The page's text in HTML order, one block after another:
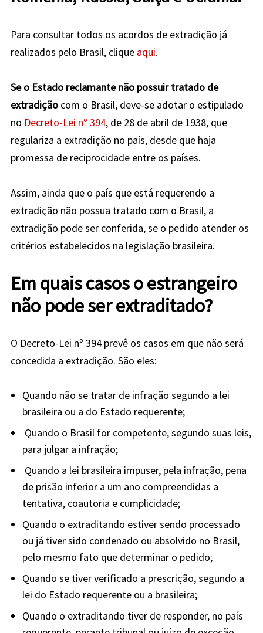
Para consultar todos os acordos de extradição já
realizados pelo Brasil, clique aqui.
Se o Estado reclamante não possuir tratado de
extradição com o Brasil, deve-se adotar o estipulado
no Decreto-Lei nº 394, de 28 de abril de 1938, que
regulariza a extradição no país, desde que haja
promessa de reciprocidade entre os países.
Assim, ainda que o país que está requerendo a
extradição não possua tratado com o Brasil, a
extradição pode ser conferida, se o pedido atender os
critérios estabelecidos na legislação brasileira.
Em quais casos o estrangeiro
não pode ser extraditado?
O Decreto-Lei nº 394 prevê os casos em que não será
concedida a extradição. São eles:
Quando não se tratar de infração segundo a lei
brasileira ou a do Estado requerente;
Quando o Brasil for competente, segundo suas leis,
para julgar a infração;
Quando a lei brasileira impuser, pela infração, pena
de prisão inferior a um ano compreendidas a
tentativa, coautoria e cumplicidade;
Quando o extraditando estiver sendo processado
ou já tiver sido condenado ou absolvido no Brasil,
pelo mesmo fato que determinar o pedido;
Quando se tiver verificado a prescrição, segundo a
lei do Estado requerente ou a brasileira;
Quando o extraditando tiver de responder, no país